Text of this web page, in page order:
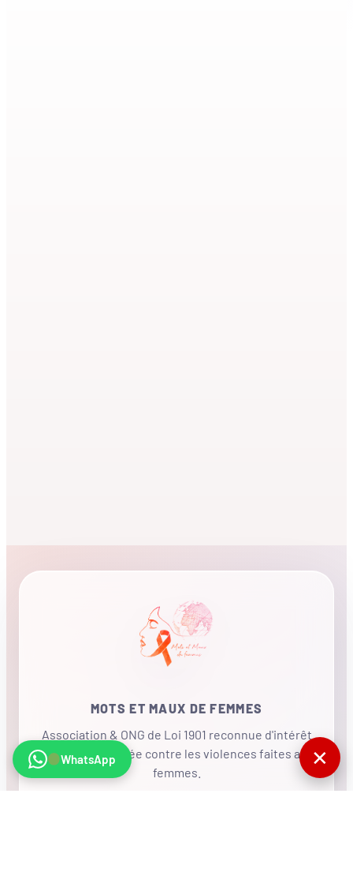
MOTS ET MAUX DE FEMMES
Association & ONG de Loi 1901 reconnue d'intérêt
général, mobilisée contre les violences faites aux
femmes.
WhatsApp ✕